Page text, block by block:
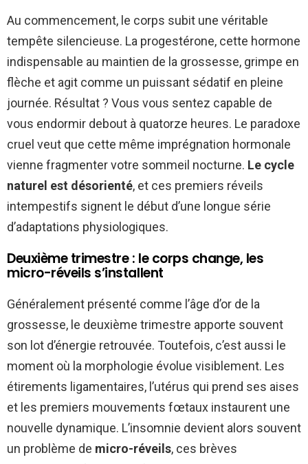
Au commencement, le corps subit une véritable
tempête silencieuse. La progestérone, cette hormone
indispensable au maintien de la grossesse, grimpe en
flèche et agit comme un puissant sédatif en pleine
journée. Résultat ? Vous vous sentez capable de
vous endormir debout à quatorze heures. Le paradoxe
cruel veut que cette même imprégnation hormonale
vienne fragmenter votre sommeil nocturne. Le cycle
naturel est désorienté, et ces premiers réveils
intempestifs signent le début d’une longue série
d’adaptations physiologiques.
Deuxième trimestre : le corps change, les
micro-réveils s’installent
Généralement présenté comme l’âge d’or de la
grossesse, le deuxième trimestre apporte souvent
son lot d’énergie retrouvée. Toutefois, c’est aussi le
moment où la morphologie évolue visiblement. Les
étirements ligamentaires, l’utérus qui prend ses aises
et les premiers mouvements fœtaux instaurent une
nouvelle dynamique. L’insomnie devient alors souvent
un problème de micro-réveils, ces brèves